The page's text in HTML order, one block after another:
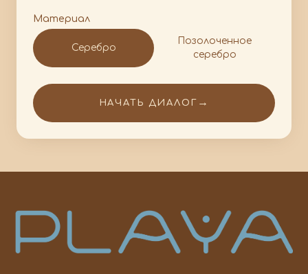
Материал
Серебро
Позолоченное
серебро
НАЧАТЬ ДИАЛОГ →